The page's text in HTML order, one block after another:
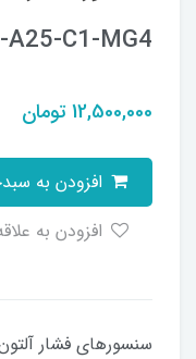
A25-C1-MG4
12,500,000تومان